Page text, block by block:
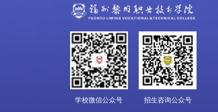
学校微信公众号 招生咨询公众号